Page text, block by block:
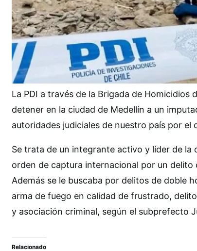
La PDI a través de la Brigada de
detener en la ciudad de Medellín a un
autoridades judiciales de nuestro país por
Se trata de un integrante activo y líder de
orden de captura internacional por un
Además se le buscaba por delitos de doble
arma de fuego en calidad de frustrado,
y asociación criminal, según el subprefecto
Relacionado